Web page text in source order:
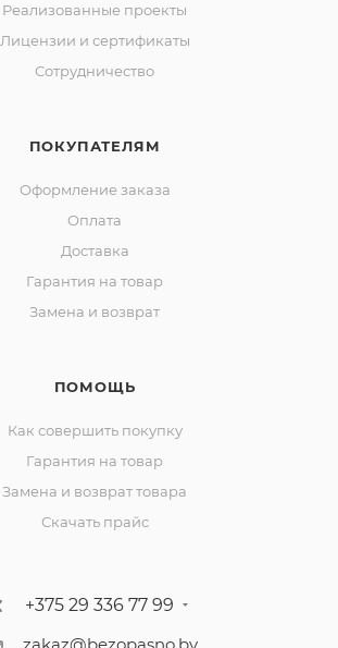
Реализованные проекты
Лицензии и сертификаты
Сотрудничество
ПОКУПАТЕЛЯМ
Оформление заказа
Оплата
Доставка
Гарантия на товар
Замена и возврат
ПОМОЩЬ
Как совершить покупку
Гарантия на товар
Замена и возврат товара
Скачать прайс
+375 29 336 77 99